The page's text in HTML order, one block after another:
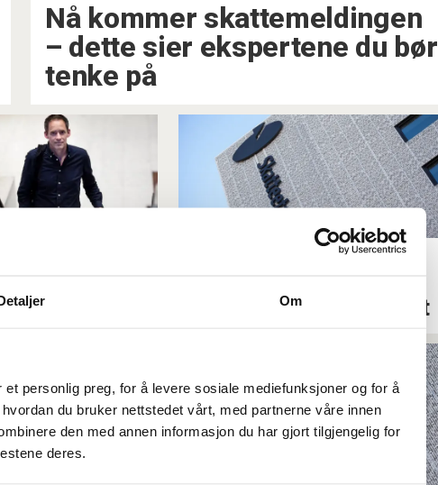
Om
personlig preg, for å levere sosiale mediefunksjoner og for å
du bruker nettstedet vårt, med partnerne våre innen
den med annen informasjon du har gjort tilgjengelig for
deres.
Nå kommer skattemeldingen
–⁠ dette sier ekspertene du bør
tenke på
Ansatt i Skatteetaten
med etatens firmakort